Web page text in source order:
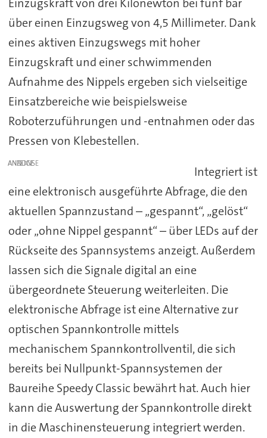
über einen Einzugsweg von 4,5 Millimeter. Dank
eines aktiven Einzugswegs mit hoher
Einzugskraft und einer schwimmenden
Aufnahme des Nippels ergeben sich vielseitige
Einsatzbereiche wie beispielsweise
Roboterzuführungen und -entnahmen oder das
Pressen von Klebestellen.
ANZEIGE
Integriert ist
eine elektronisch ausgeführte Abfrage, die den
aktuellen Spannzustand – „gespannt“, „gelöst“
oder „ohne Nippel gespannt“ – über LEDs auf der
Rückseite des Spannsystems anzeigt. Außerdem
lassen sich die Signale digital an eine
übergeordnete Steuerung weiterleiten. Die
elektronische Abfrage ist eine Alternative zur
optischen Spannkontrolle mittels
mechanischem Spannkontrollventil, die sich
bereits bei Nullpunkt-Spannsystemen der
Baureihe Speedy Classic bewährt hat. Auch hier
kann die Auswertung der Spannkontrolle direkt
in die Maschinensteuerung integriert werden.